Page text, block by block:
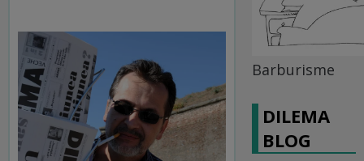
Barburisme
DILEMA
BLOG